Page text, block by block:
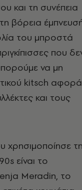
και τη συνέπεια
βόρεια
του μπροστά
που
να μη
kitsch αφορά
και τους
χρησιμοποίησε
είναι το
Meradin, το